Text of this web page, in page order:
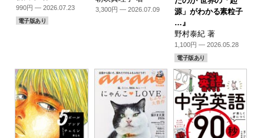
990円 — 2026.07.23
電子版あり
3,300円 — 2026.07.09
源」がわかる素粒子
…』
野村泰紀 著
1,100円 — 2026.05.28
電子版あり